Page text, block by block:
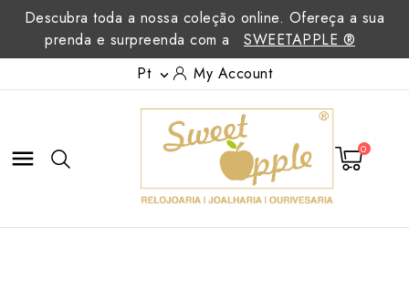
Descubra toda a nossa coleção online. Ofereça a sua
prenda e surpreenda com a
SWEETAPPLE ®
Pt  My Account
 0